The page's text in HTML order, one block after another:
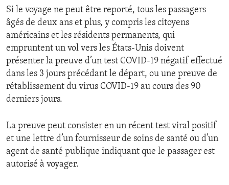
ENVIRONMENT AND HEALTH
IDEALS AND INSTITUTIONS
Si le voyage ne peut être reporté, tous les passagers
âgés de deux ans et plus, y compris les citoyens
américains et les résidents permanents, qui
empruntent un vol vers les États-Unis doivent
présenter la preuve d’un test COVID-19 négatif effectué
dans les 3 jours précédant le départ, ou une preuve de
rétablissement du virus COVID-19 au cours des 90
derniers jours.
La preuve peut consister en un récent test viral positif
et une lettre d’un fournisseur de soins de santé ou d’un
agent de santé publique indiquant que le passager est
autorisé à voyager.